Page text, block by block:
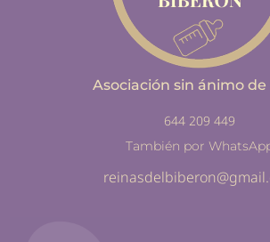
Asociación sin ánimo
644 209 449
También por